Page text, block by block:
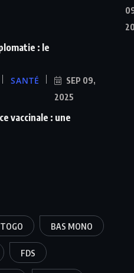
: le
SANTÉ
SEP 09,
2025
vaccinale : une
BAS MONO
FDS